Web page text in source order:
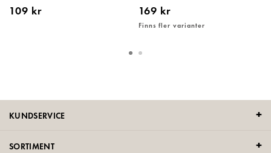
109 kr 169 kr
Finns fler varianter
KUNDSERVICE
SORTIMENT